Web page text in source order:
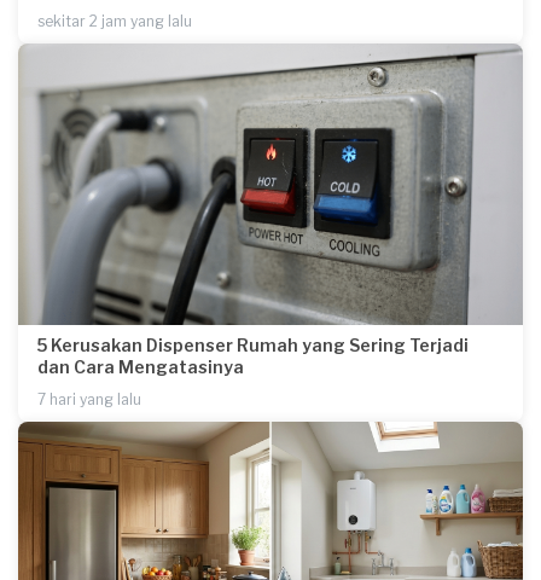
sekitar 2 jam yang lalu
5 Kerusakan Dispenser Rumah yang Sering Terjadi
dan Cara Mengatasinya
7 hari yang lalu